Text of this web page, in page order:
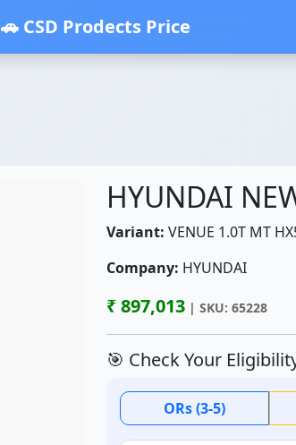
🚗 CSD Prodects Price
HYUNDAI
Variant: VENUE 1.0T MT
Company: HYUNDAI
₹ 897,013 | SKU: 65228
🎯 Check Your
ORs (3-5)